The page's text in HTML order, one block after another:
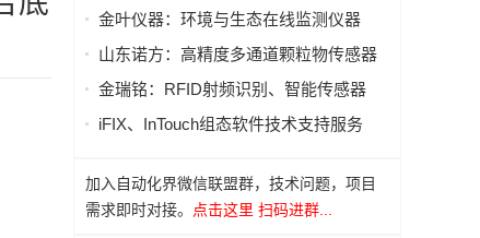
金叶仪器：环境与生态在线监测仪器
山东诺方：高精度多通道颗粒物传感器
金瑞铭：RFID射频识别、智能传感器
iFIX、InTouch组态软件技术支持服务
加入自动化界微信联盟群，技术问题，项目
需求即时对接。
点击这里 扫码进群...